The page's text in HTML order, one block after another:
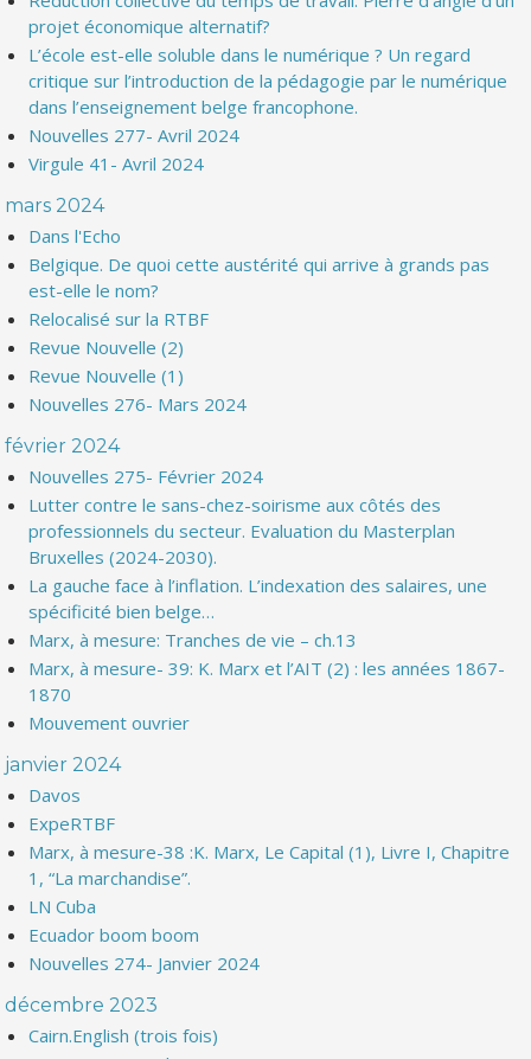
projet économique alternatif?
L’école est-elle soluble dans le numérique ? Un regard
critique sur l’introduction de la pédagogie par le numérique
dans l’enseignement belge francophone.
Nouvelles 277- Avril 2024
Virgule 41- Avril 2024
mars 2024
Dans l'Echo
Belgique. De quoi cette austérité qui arrive à grands pas
est-elle le nom?
Relocalisé sur la RTBF
Revue Nouvelle (2)
Revue Nouvelle (1)
Nouvelles 276- Mars 2024
février 2024
Nouvelles 275- Février 2024
Lutter contre le sans-chez-soirisme aux côtés des
professionnels du secteur. Evaluation du Masterplan
Bruxelles (2024-2030).
La gauche face à l’inflation. L’indexation des salaires, une
spécificité bien belge…
Marx, à mesure: Tranches de vie – ch.13
Marx, à mesure- 39: K. Marx et l’AIT (2) : les années 1867-
1870
Mouvement ouvrier
janvier 2024
Davos
ExpeRTBF
Marx, à mesure-38 :K. Marx, Le Capital (1), Livre I, Chapitre
1, “La marchandise”.
LN Cuba
Ecuador boom boom
Nouvelles 274- Janvier 2024
décembre 2023
Cairn.English (trois fois)